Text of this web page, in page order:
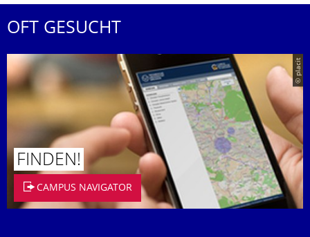
OFT GESUCHT
© placit
FINDEN!
CAMPUS NAVIGATOR